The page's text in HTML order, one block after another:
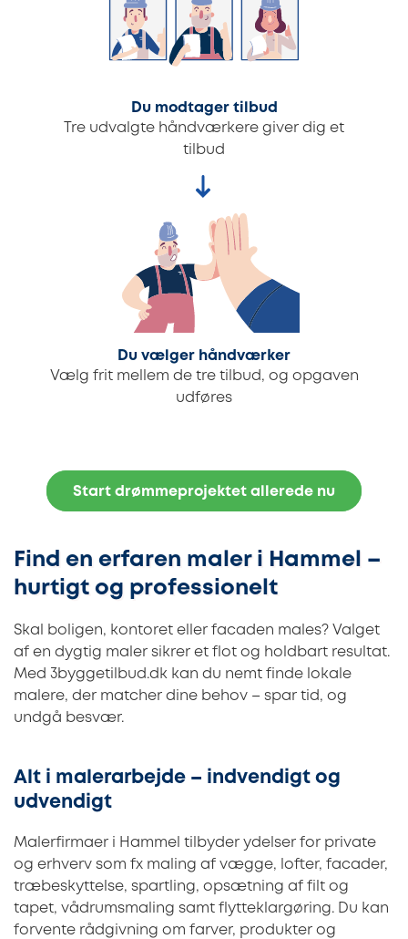
Du modtager tilbud
Tre udvalgte håndværkere giver dig et
tilbud
Du vælger håndværker
Vælg frit mellem de tre tilbud, og opgaven
udføres
Start drømmeprojektet allerede nu
Find en erfaren maler i Hammel –
hurtigt og professionelt
Skal boligen, kontoret eller facaden males? Valget
af en dygtig maler sikrer et flot og holdbart resultat.
Med 3byggetilbud.dk kan du nemt finde lokale
malere, der matcher dine behov – spar tid, og
undgå besvær.
Alt i malerarbejde – indvendigt og
udvendigt
Malerfirmaer i Hammel tilbyder ydelser for private
og erhverv som fx maling af vægge, lofter, facader,
træbeskyttelse, spartling, opsætning af filt og
tapet, vådrumsmaling samt flytteklargøring. Du kan
forvente rådgivning om farver, produkter og